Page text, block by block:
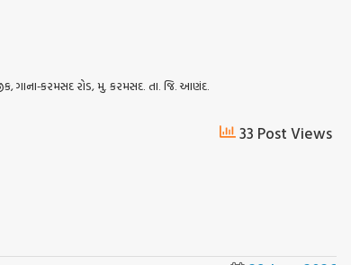
ગાના-કરમસદ રોડ, મુ. કરમસદ. તા. જિ. આણંદ.
33 Post Views